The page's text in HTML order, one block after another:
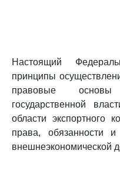
Настоящий
принципы
правовые основы
государственной
области экспортного
права, обязанности и
внешнеэкономической